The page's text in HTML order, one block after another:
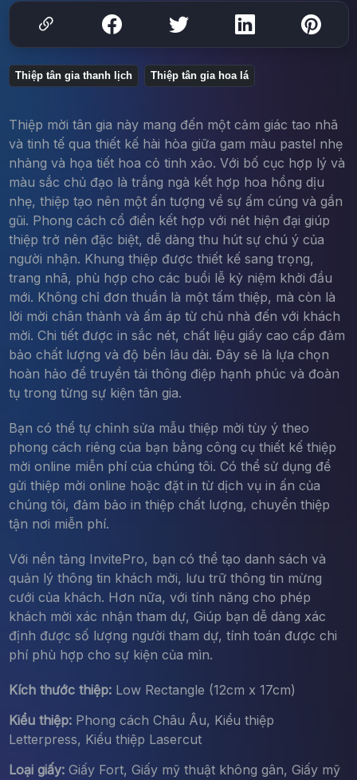
Thiệp tân gia thanh lịch Thiệp tân gia hoa lá
Thiệp mời tân gia này mang đến một cảm giác tao nhã
và tinh tế qua thiết kế hài hòa giữa gam màu pastel nhẹ
nhàng và họa tiết hoa cỏ tinh xảo. Với bố cục hợp lý và
màu sắc chủ đạo là trắng ngà kết hợp hoa hồng dịu
nhẹ, thiệp tạo nên một ấn tượng về sự ấm cúng và gần
gũi. Phong cách cổ điển kết hợp với nét hiện đại giúp
thiệp trở nên đặc biệt, dễ dàng thu hút sự chú ý của
người nhận. Khung thiệp được thiết kế sang trọng,
trang nhã, phù hợp cho các buổi lễ kỷ niệm khởi đầu
mới. Không chỉ đơn thuần là một tấm thiệp, mà còn là
lời mời chân thành và ấm áp từ chủ nhà đến với khách
mời. Chi tiết được in sắc nét, chất liệu giấy cao cấp đảm
bảo chất lượng và độ bền lâu dài. Đây sẽ là lựa chọn
hoàn hảo để truyền tải thông điệp hạnh phúc và đoàn
tụ trong từng sự kiện tân gia.
Bạn có thể tự chỉnh sửa mẫu thiệp mời tùy ý theo
phong cách riêng của bạn bằng công cụ thiết kế thiệp
mời online miễn phí của chúng tôi. Có thể sử dụng để
gửi thiệp mời online hoặc đặt in từ dịch vụ in ấn của
chúng tôi, đảm bảo in thiệp chất lượng, chuyển thiệp
tận nơi miễn phí.
Với nền tảng InvitePro, bạn có thể tạo danh sách và
quản lý thông tin khách mời, lưu trữ thông tin mừng
cưới của khách. Hơn nữa, với tính năng cho phép
khách mời xác nhận tham dự, Giúp bạn dễ dàng xác
định được số lượng người tham dự, tính toán được chi
phí phù hợp cho sự kiện của mìn.
Kích thước thiệp:Low Rectangle (12cm x 17cm)
Kiểu thiệp:Phong cách Châu Âu, Kiểu thiệp
Letterpress, Kiểu thiệp Lasercut
Loại giấy:Giấy Fort, Giấy mỹ thuật không gân, Giấy mỹ